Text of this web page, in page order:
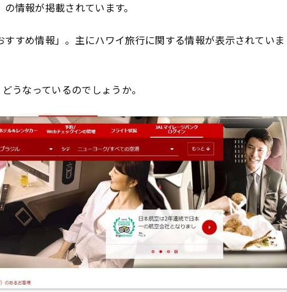
情報が掲載されています。
すすめ情報」。主にハワイ旅行に関する情報が表示されていま
うなっているのでしょうか。